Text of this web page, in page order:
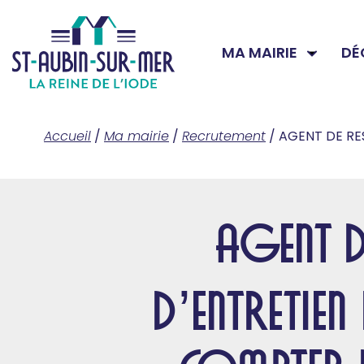
MA MAIRIE
Accueil / Ma mairie / Recrutement / AGENT DE
AGENT